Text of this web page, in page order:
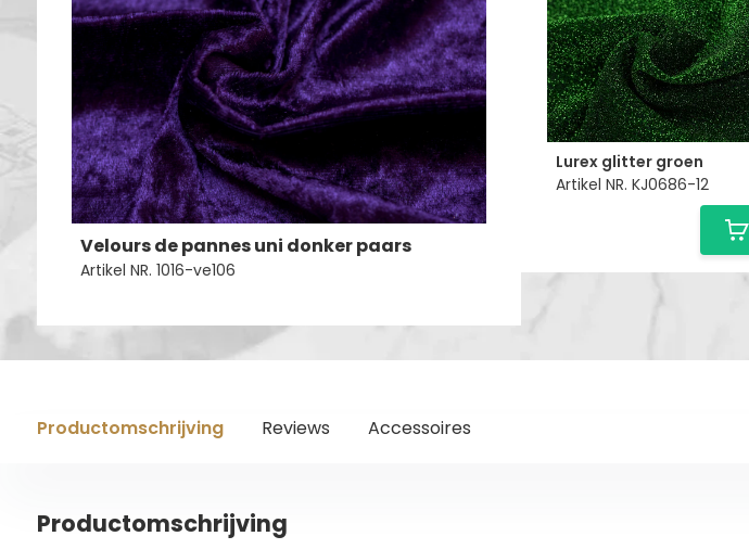
Velours de pannes uni donker paars
Artikel NR. 1016-ve106
Lurex glitter groen
Artikel NR. KJ0686-12
Productomschrijving Reviews Accessoires
Productomschrijving